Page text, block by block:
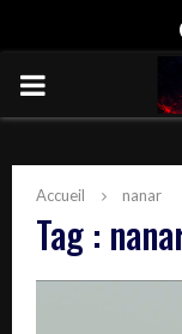
PRIMARY
Accueil nanar
Tag :